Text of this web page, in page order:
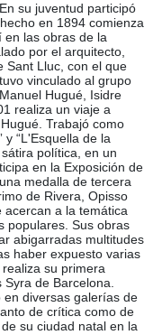
su juventud participó
en 1894 comienza
en las obras de la
por el arquitecto,
Sant Lluc, con el que
vinculado al grupo
Hugué, Isidre
realiza un viaje a
Trabajó como
y “L'Esquella de la
política, en un
en la Exposición de
medalla de tercera
de Rivera, Opisso
acercan a la temática
populares. Sus obras
abigarradas multitudes
haber expuesto varias
su primera
de Barcelona.
diversas galerías de
de crítica como de
su ciudad natal en la